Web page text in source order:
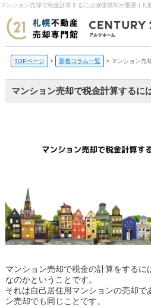
TOPページ > 新着コラム一覧 > マンション売
マンション売却で税金計算するに
マンション売却で税金の計算をするに
なのかということです。
それは自己居住用マンションの売却で
ン売却でも同じことです。